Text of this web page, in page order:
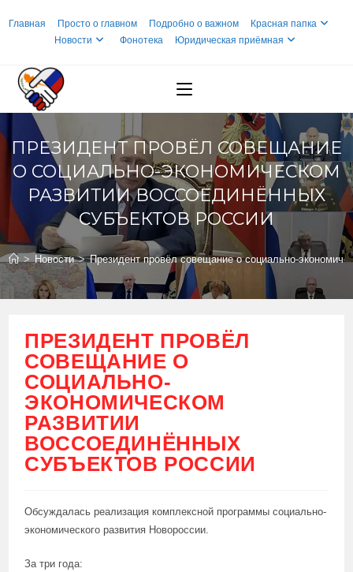
Главная Просто о главном Подробно о важном
Красная папка
Новости
Фонотека Юридическая приёмная
ПРЕЗИДЕНТ ПРОВЁЛ СОВЕЩАНИЕ
О СОЦИАЛЬНО-ЭКОНОМИЧЕСКОМ
РАЗВИТИИ ВОССОЕДИНЁННЫХ
СУБЪЕКТОВ РОССИИ
> Новости > Президент провёл совещание о социально-
ПРЕЗИДЕНТ ПРОВЁЛ
СОВЕЩАНИЕ О
СОЦИАЛЬНО-
ЭКОНОМИЧЕСКОМ
РАЗВИТИИ
ВОССОЕДИНЁННЫХ
СУБЪЕКТОВ РОССИИ
Обсуждалась реализация комплексной программы социально-
экономического развития Новороссии.
За три года: